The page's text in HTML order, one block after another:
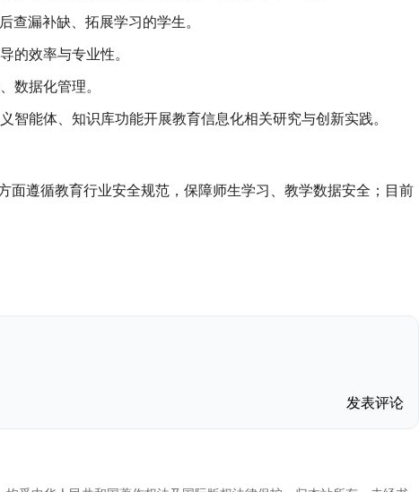
漏补缺、拓展学习的学生。
的效率与专业性。
数据化管理。
能体、知识库功能开展教育信息化相关研究与创新实践。
遵循教育行业安全规范，保障师生学习、教学数据安全；目前
发表评论